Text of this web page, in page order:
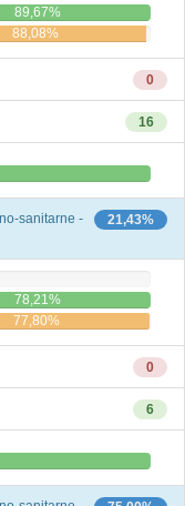
89,67%
88,08%
0
16
21,43%
sanitarne -
78,21%
77,80%
0
6